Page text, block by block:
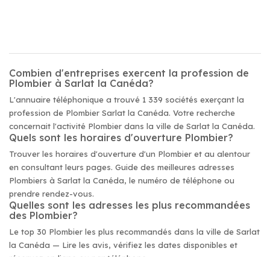
Combien d'entreprises exercent la profession de
Plombier à Sarlat la Canéda?
L'annuaire téléphonique a trouvé 1 339 sociétés exerçant la
profession de Plombier Sarlat la Canéda. Votre recherche
concernait l'activité Plombier dans la ville de Sarlat la Canéda.
Quels sont les horaires d'ouverture Plombier?
Trouver les horaires d'ouverture d'un Plombier et au alentour
en consultant leurs pages. Guide des meilleures adresses
Plombiers à Sarlat la Canéda, le numéro de téléphone ou
prendre rendez-vous.
Quelles sont les adresses les plus recommandées
des Plombier?
Le top 30 Plombier les plus recommandés dans la ville de Sarlat
la Canéda — Lire les avis, vérifiez les dates disponibles et